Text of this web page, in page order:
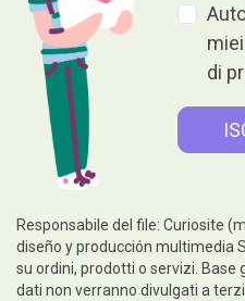
di
Responsabile del file: Curiosite
diseño y producción multimedia
su ordini, prodotti o servizi. Base
dati non verranno divulgati a